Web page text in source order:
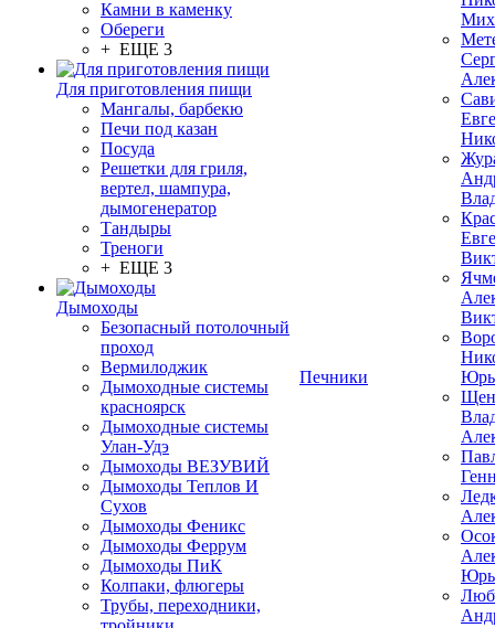
Камни в каменку
Обереги
+ ЕЩЕ 3
Для приготовления пищи
Мангалы, барбекю
Печи под казан
Посуда
Решетки для гриля,
вертел, шампура,
дымогенератор
Тандыры
Треноги
+ ЕЩЕ 3
Дымоходы
Безопасный потолочный
проход
Вермилоджик
Дымоходные системы
красноярск
Дымоходные системы
Улан-Удэ
Дымоходы ВЕЗУВИЙ
Дымоходы Теплов И
Сухов
Дымоходы Феникс
Дымоходы Феррум
Дымоходы ПиК
Колпаки, флюгеры
Трубы, переходники,
Печники